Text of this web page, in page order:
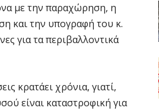
με την παραχώρηση, η
και την υπογραφή του κ.
για τα περιβαλλοντικά
κρατάει χρόνια, γιατί,
είναι καταστροφική για